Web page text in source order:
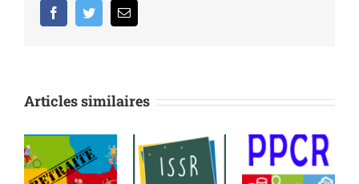
FacebookTwitterEmail
Articles similaires